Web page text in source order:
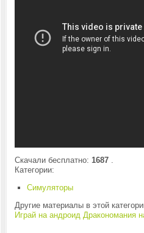
Скачали бесплатно: 1687.
Категории:
Симуляторы
Другие материалы в этой
Играй на андроид Дракономания